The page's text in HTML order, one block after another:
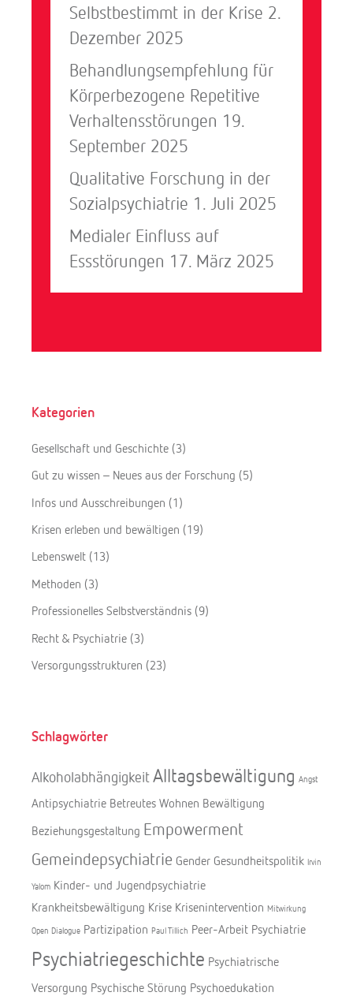
Selbstbestimmt in der Krise 2.
Dezember 2025
Behandlungsempfehlung für
Körperbezogene Repetitive
Verhaltensstörungen 19.
September 2025
Qualitative Forschung in der
Sozialpsychiatrie 1. Juli 2025
Medialer Einfluss auf
Essstörungen 17. März 2025
Kategorien
Gesellschaft und Geschichte (3)
Gut zu wissen – Neues aus der Forschung (5)
Infos und Ausschreibungen (1)
Krisen erleben und bewältigen (19)
Lebenswelt (13)
Methoden (3)
Professionelles Selbstverständnis (9)
Recht & Psychiatrie (3)
Versorgungsstrukturen (23)
Schlagwörter
AlkoholabhängigkeitAlltagsbewältigung Angst
Antipsychiatrie Betreutes Wohnen Bewältigung
Beziehungsgestaltung Empowerment
Gemeindepsychiatrie Gender Gesundheitspolitik Irvin
Yalom Kinder- und Jugendpsychiatrie
Krankheitsbewältigung Krise Krisenintervention Mitwirkung
Open Dialogue Partizipation Paul Tillich Peer-Arbeit Psychiatrie
Psychiatriegeschichte Psychiatrische
Versorgung Psychische Störung Psychoedukation